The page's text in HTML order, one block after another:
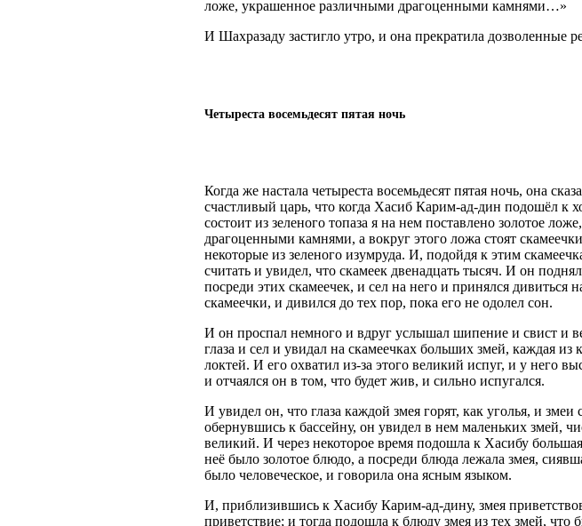
ложе, украшенное различными драгоценными камнями…»
И Шахразаду застигло утро, и она прекратила дозволенные
Четыреста восемьдесят пятая ночь
Когда же настала четыреста восемьдесят пятая ночь, она
счастливый царь, что когда Хасиб Карим-ад-дин подошёл к
состоит из зеленого топаза я на нем поставлено золотое
драгоценными камнями, а вокруг этого ложа стоят
некоторые из зеленого изумруда. И, подойдя к этим
считать и увидел, что скамеек двенадцать тысяч. И он
посреди этих скамеечек, и сел на него и принялся дивиться
скамеечки, и дивился до тех пор, пока его не одолел сон.
И он проспал немного и вдруг услышал шипение и свист и
глаза и сел и увидал на скамеечках больших змей, каждая
локтей. И его охватил из-за этого великий испуг, и у него
и отчаялся он в том, что будет жив, и сильно испугался.
И увидел он, что глаза каждой змея горят, как уголья, и змеи
обернувшись к бассейну, он увидел в нем маленьких змей,
великий. И через некоторое время подошла к Хасибу
неё было золотое блюдо, а посреди блюда лежала змея,
было человеческое, и говорила она ясным языком.
И, приблизившись к Хасибу Карим-ад-дину, змея
приветствие; и тогда подошла к блюду змея из тех змей, что